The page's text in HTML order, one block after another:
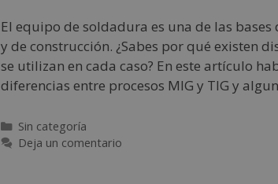
El equipo de soldadura es una de las
y de construcción. ¿Sabes por qué existen
se utilizan en cada caso? En este artículo
diferencias entre procesos MIG y TIG y
Sin categoría
Deja un comentario